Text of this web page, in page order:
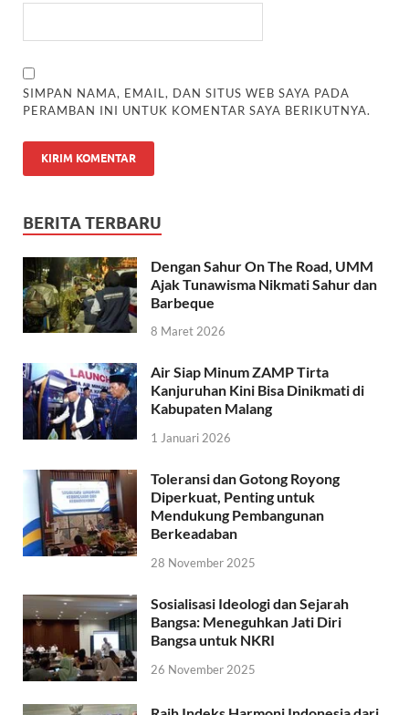
SIMPAN NAMA, EMAIL, DAN SITUS WEB SAYA PADA
PERAMBAN INI UNTUK KOMENTAR SAYA BERIKUTNYA.
BERITA TERBARU
Dengan Sahur On The Road, UMM
Ajak Tunawisma Nikmati Sahur dan
Barbeque
8 Maret 2026
Air Siap Minum ZAMP Tirta
Kanjuruhan Kini Bisa Dinikmati di
Kabupaten Malang
1 Januari 2026
Toleransi dan Gotong Royong
Diperkuat, Penting untuk
Mendukung Pembangunan
Berkeadaban
28 November 2025
Sosialisasi Ideologi dan Sejarah
Bangsa: Meneguhkan Jati Diri
Bangsa untuk NKRI
26 November 2025